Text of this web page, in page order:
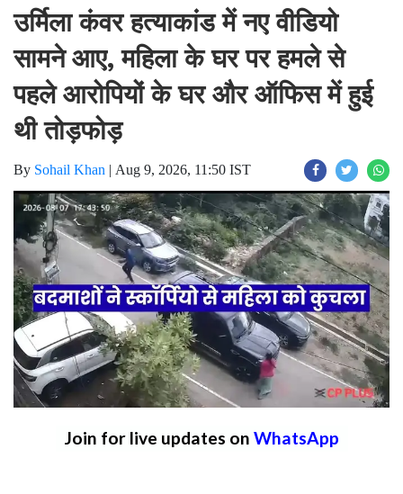
उर्मिला कंवर हत्याकांड में नए वीडियो
सामने आए, महिला के घर पर हमले से
पहले आरोपियों के घर और ऑफिस में हुई
थी तोड़फोड़
By Sohail Khan | Aug 9, 2026, 11:50 IST
Join for live updates on WhatsApp